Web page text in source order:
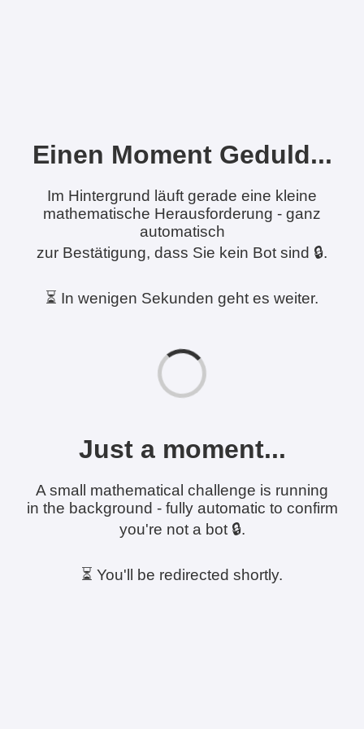
Einen Moment Geduld...
Im Hintergrund läuft gerade eine kleine
mathematische Herausforderung - ganz
automatisch
zur Bestätigung, dass Sie kein Bot sind 🔒.
⏳ In wenigen Sekunden geht es weiter.
Just a moment...
A small mathematical challenge is running
in the background - fully automatic to confirm
you're not a bot 🔒.
⏳ You'll be redirected shortly.